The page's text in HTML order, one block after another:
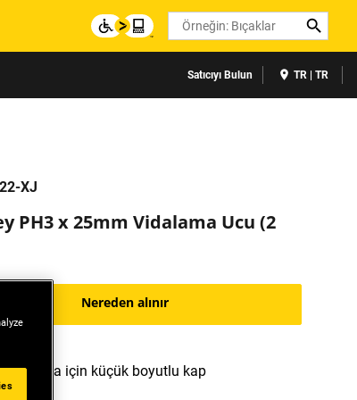
Search
Satıcıyı Bulun TR | TR
XJ
PH3 x 25mm Vidalama Ucu (2
Nereden alınır
saklama için küçük boyutlu kap